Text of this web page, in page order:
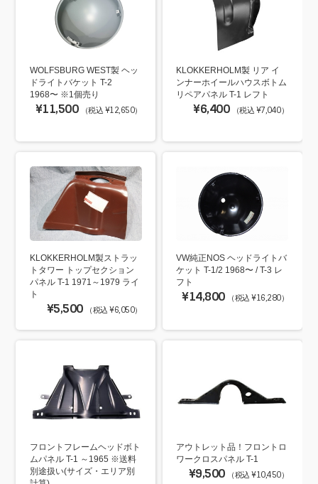
WOLFSBURG WEST製 ヘッ
ドライトバケット T-2
1968〜 ※1個売り
¥11,500 （税込 ¥12,650）
KLOKKERHOLM製 リア イ
ンナーホイールハウスボトム
リペアパネル T-1 レフト
¥6,400 （税込 ¥7,040）
KLOKKERHOLM製ストラッ
トタワー トップセクション
パネル T-1 1971～1979 ライ
ト
¥5,500 （税込 ¥6,050）
VW純正NOS ヘッドライトバ
ケット T-1/2 1968〜 / T-3 レ
フト
¥14,800 （税込 ¥16,280）
フロントフレームヘッドボト
ムパネル T-1 ～1965 ※送料
別途扱い(サイズ・エリア別
アウトレット品！フロントロ
ワークロスパネル T-1
¥9,500 （税込 ¥10,450）